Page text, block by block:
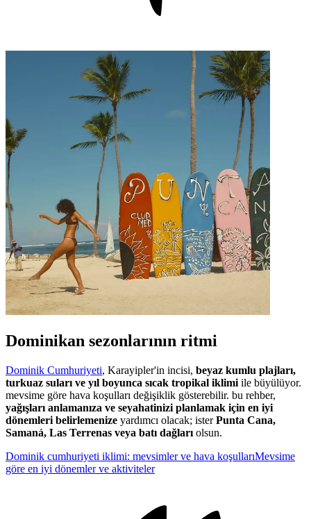
Dominikan sezonlarının ritmi
Dominik Cumhuriyeti, Karayipler'in incisi, beyaz kumlu plajları,
turkuaz suları ve yıl boyunca sıcak tropikal iklimi ile büyülüyor.
mevsime göre hava koşulları değişiklik gösterebilir. bu rehber,
yağışları anlamanıza ve seyahatinizi planlamak için en iyi
dönemleri belirlemenize yardımcı olacak; isterPunta Cana,
Samaná, Las Terrenas veya batı dağları olsun.
Dominik cumhuriyeti iklimi: mevsimler ve hava koşullarıMevsime
göre en iyi dönemler ve aktiviteler